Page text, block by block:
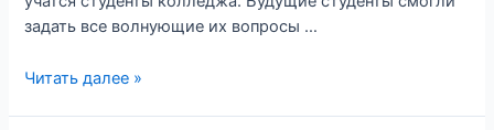
задать все волнующие их вопросы …
Читать далее »